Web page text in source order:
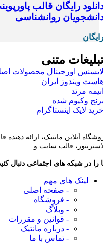
رایگان قالب
روانشناسی
متنی
اورجینال محصولات
ویندوز ایران
مرتد
وکیوم شده
لایک اینستاگرام
آنلاین مانتیک، ارائه دهنده
قالب سایت و …
را در شبکه های اجتماعی دنبال
لینک های مهم
- صفحه اصلی
- فروشگاه
- وبلاگ
- قوانین و مقررات
- درباره مانتیک
- تماس با ما